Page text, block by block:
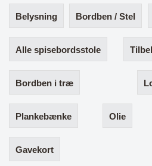
Belysning Bordben / Stel
Alle spisebordsstole
Bordben i træ
Plankebænke Olie
Gavekort